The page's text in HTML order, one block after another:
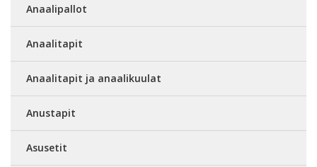
Anaalipallot
Anaalitapit
Anaalitapit ja anaalikuulat
Anustapit
Asusetit